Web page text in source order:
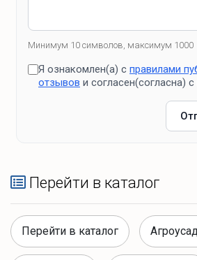
Минимум 10 символов, максимум 1000
Я ознакомлен(а) с правилами
отзывов и согласен(согласна)
Перейти в каталог
Перейти в каталог